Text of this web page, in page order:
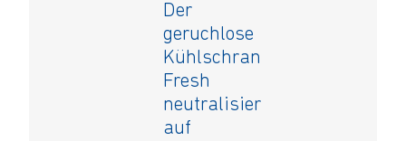
Der
geruchlose
Kühlschrank-
Fresh
neutralisiert
auf